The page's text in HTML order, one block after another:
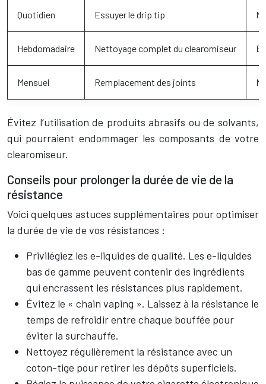
Quotidien Essuyer le drip tip
Hebdomadaire Nettoyage complet du clearomiseur
Mensuel Remplacement des joints
Évitez l’utilisation de produits abrasifs ou de solvants,
qui pourraient endommager les composants de votre
clearomiseur.
Conseils pour prolonger la durée de vie de la
résistance
Voici quelques astuces supplémentaires pour optimiser
la durée de vie de vos résistances :
Privilégiez les e-liquides de qualité. Les e-liquides
bas de gamme peuvent contenir des ingrédients
qui encrassent les résistances plus rapidement.
Évitez le « chain vaping ». Laissez à la résistance le
temps de refroidir entre chaque bouffée pour
éviter la surchauffe.
Nettoyez régulièrement la résistance avec un
coton-tige pour retirer les dépôts superficiels.